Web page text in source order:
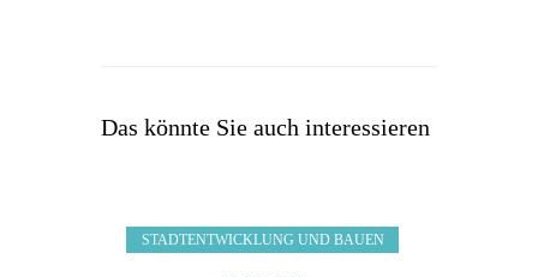
Das könnte Sie auch interessieren
STADTENTWICKLUNG UND BAUEN